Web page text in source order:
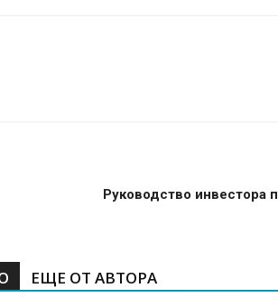
Руководство инвестора
ЕЩЕ ОТ АВТОРА